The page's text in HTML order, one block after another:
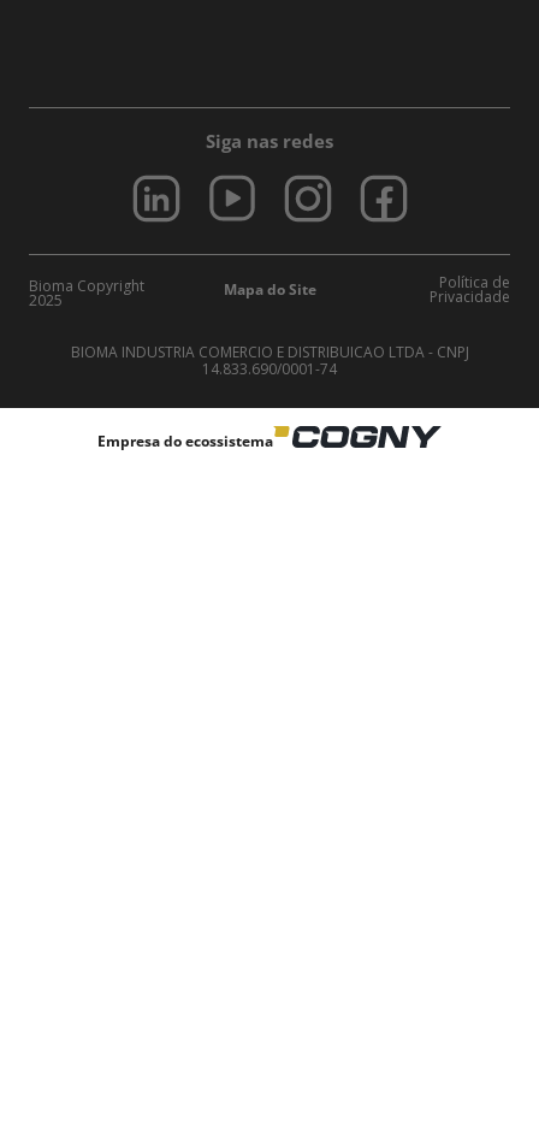
Siga nas redes
Bioma Copyright
2025
Mapa do Site Política de
Privacidade
BIOMA INDUSTRIA COMERCIO E DISTRIBUICAO LTDA - CNPJ
14.833.690/0001-74
Empresa do ecossistema